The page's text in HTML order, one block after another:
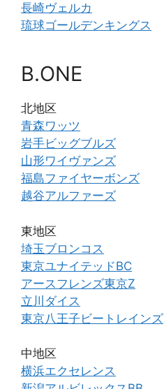
長崎ヴェルカ
琉球ゴールデンキングス
B.ONE
北地区
青森ワッツ
岩手ビッグブルズ
山形ワイヴァンズ
福島ファイヤーボンズ
越谷アルファーズ
東地区
埼玉ブロンコス
東京ユナイテッドBC
アースフレンズ東京Z
立川ダイス
東京八王子ビートレインズ
中地区
横浜エクセレンス